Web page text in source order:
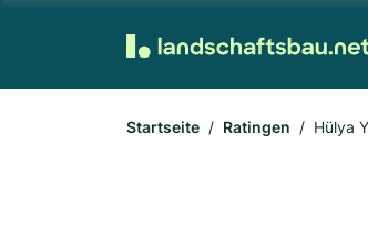
Startseite Ratingen Hülya